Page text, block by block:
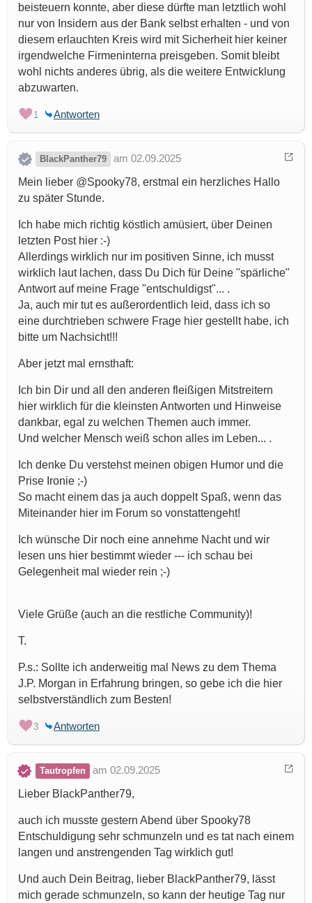
beisteuern konnte, aber diese dürfte man letztlich wohl
nur von Insidern aus der Bank selbst erhalten - und von
diesem erlauchten Kreis wird mit Sicherheit hier keiner
irgendwelche Firmeninterna preisgeben. Somit bleibt
wohl nichts anderes übrig, als die weitere Entwicklung
abzuwarten.
1 Antworten
BlackPanther79
am 02.09.2025
Mein lieber @Spooky78, erstmal ein herzliches Hallo
zu später Stunde.
Ich habe mich richtig köstlich amüsiert, über Deinen
letzten Post hier :-)
Allerdings wirklich nur im positiven Sinne, ich musst
wirklich laut lachen, dass Du Dich für Deine "spärliche"
Antwort auf meine Frage "entschuldigst"... .
Ja, auch mir tut es außerordentlich leid, dass ich so
eine durchtrieben schwere Frage hier gestellt habe, ich
bitte um Nachsicht!!!
Aber jetzt mal ernsthaft:
Ich bin Dir und all den anderen fleißigen Mitstreitern
hier wirklich für die kleinsten Antworten und Hinweise
dankbar, egal zu welchen Themen auch immer.
Und welcher Mensch weiß schon alles im Leben... .
Ich denke Du verstehst meinen obigen Humor und die
Prise Ironie ;-)
So macht einem das ja auch doppelt Spaß, wenn das
Miteinander hier im Forum so vonstattengeht!
Ich wünsche Dir noch eine annehme Nacht und wir
lesen uns hier bestimmt wieder --- ich schau bei
Gelegenheit mal wieder rein ;-)
Viele Grüße (auch an die restliche Community)!
T.
P.s.: Sollte ich anderweitig mal News zu dem Thema
J.P. Morgan in Erfahrung bringen, so gebe ich die hier
selbstverständlich zum Besten!
3 Antworten
Tautropfen
am 02.09.2025
Lieber BlackPanther79,
auch ich musste gestern Abend über Spooky78
Entschuldigung sehr schmunzeln und es tat nach einem
langen und anstrengenden Tag wirklich gut!
Und auch Dein Beitrag, lieber BlackPanther79, lässt
mich gerade schmunzeln, so kann der heutige Tag nur